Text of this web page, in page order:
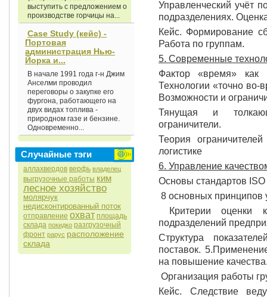
выступить с предложением о
производстве горчицы на...
Case Study (кейс) -
Портовая
администрация Нью-
Йорка и...
В начале 1991 года г-н Джим
Анселми проводил
переговоры о закупке его
фургона, работающего на
двух видах топлива -
природном газе и бензине.
Одновременно...
Случайные тэги
аллахвердов верфь владелец
выгрузочные работы ким
лесное хозяйство
молярчук
недисконтированный поток
отправление охват площадь
склада покидко разгрузочный
фронт рарус расположение
склада
Управленческий учёт
подразделениях.
Кейс. Формирование
Работа по группам.
5. Современные
Фактор «время» как
Технологии «точно во-
Возможности и
Тянущая и
ограничители.
Теория
логистике
6. Управление
Основы стандартов
8 основных принципов
Критерии оценки
подразделений
Структура
поставок.
на повышение
Организация работы
Кейс. Следствие